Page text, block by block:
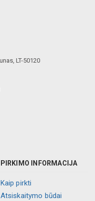
LT-50120
PIRKIMO INFORMACIJA
Kaip pirkti
Atsiskaitymo būdai